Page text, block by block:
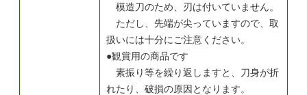
模造刀のため、刃は付いていません。
ただし、先端が尖っていますので、取
扱いには十分にご注意ください。
●観賞用の商品です
素振り等を繰り返しますと、刀身が折
れたり、破損の原因となります。